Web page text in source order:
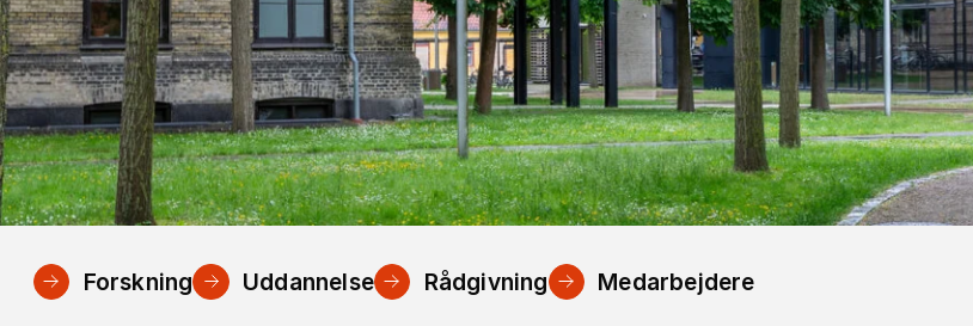
Forskning Uddannelse Rådgivning Medarbejdere